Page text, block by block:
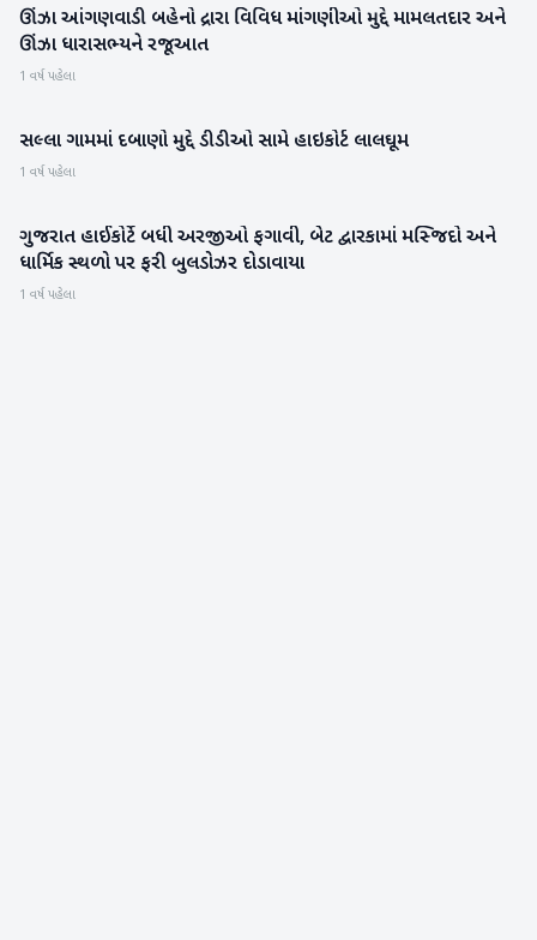
મહેસાણા
ઊંઝા આંગણવાડી બહેનો દ્રારા વિવિધ માંગણીઓ મુદ્દે મામલતદાર અને
ઊંઝા ધારાસભ્યને રજૂઆત
1 વર્ષ પહેલા
બનાસકાંઠા
સલ્લા ગામમાં દબાણો મુદ્દે ડીડીઓ સામે હાઇકોર્ટ લાલઘૂમ
1 વર્ષ પહેલા
ગુજરાત
ગુજરાત હાઈકોર્ટે બધી અરજીઓ ફગાવી, બેટ દ્વારકામાં મસ્જિદો અને
ધાર્મિક સ્થળો પર ફરી બુલડોઝર દોડાવાયા
1 વર્ષ પહેલા